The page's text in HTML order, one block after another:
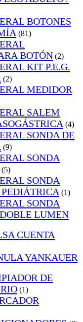
BOTONES
(81)
BOTÓN (2)
KIT P.E.G.
(2)
MEDIDOR
SALEM
(4)
SONDA DE
(9)
SONDA
(5)
SONDA
(1)
SONDA
LUMEN
CUENTA
YANKAUER
DE
(1)